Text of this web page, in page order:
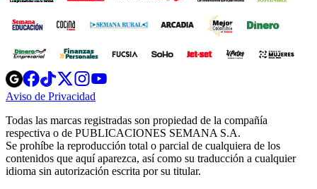
Opens
in
new
Opens
in
new
Opens
in
new
window
Opens
new
windowwindow
Aviso de Privacidad
new
window
Todas las marcas registradas son propiedad de la compañía
respectiva o de PUBLICACIONES SEMANA S.A.
Se prohíbe la reproducción total o parcial de cualquiera de los
contenidos que aquí aparezca, así como su traducción a cualquier
idioma sin autorización escrita por su titular.